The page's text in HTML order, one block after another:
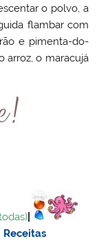
o polvo, a
flambar com
e pimenta-do-
arroz, o maracujá
Receitas